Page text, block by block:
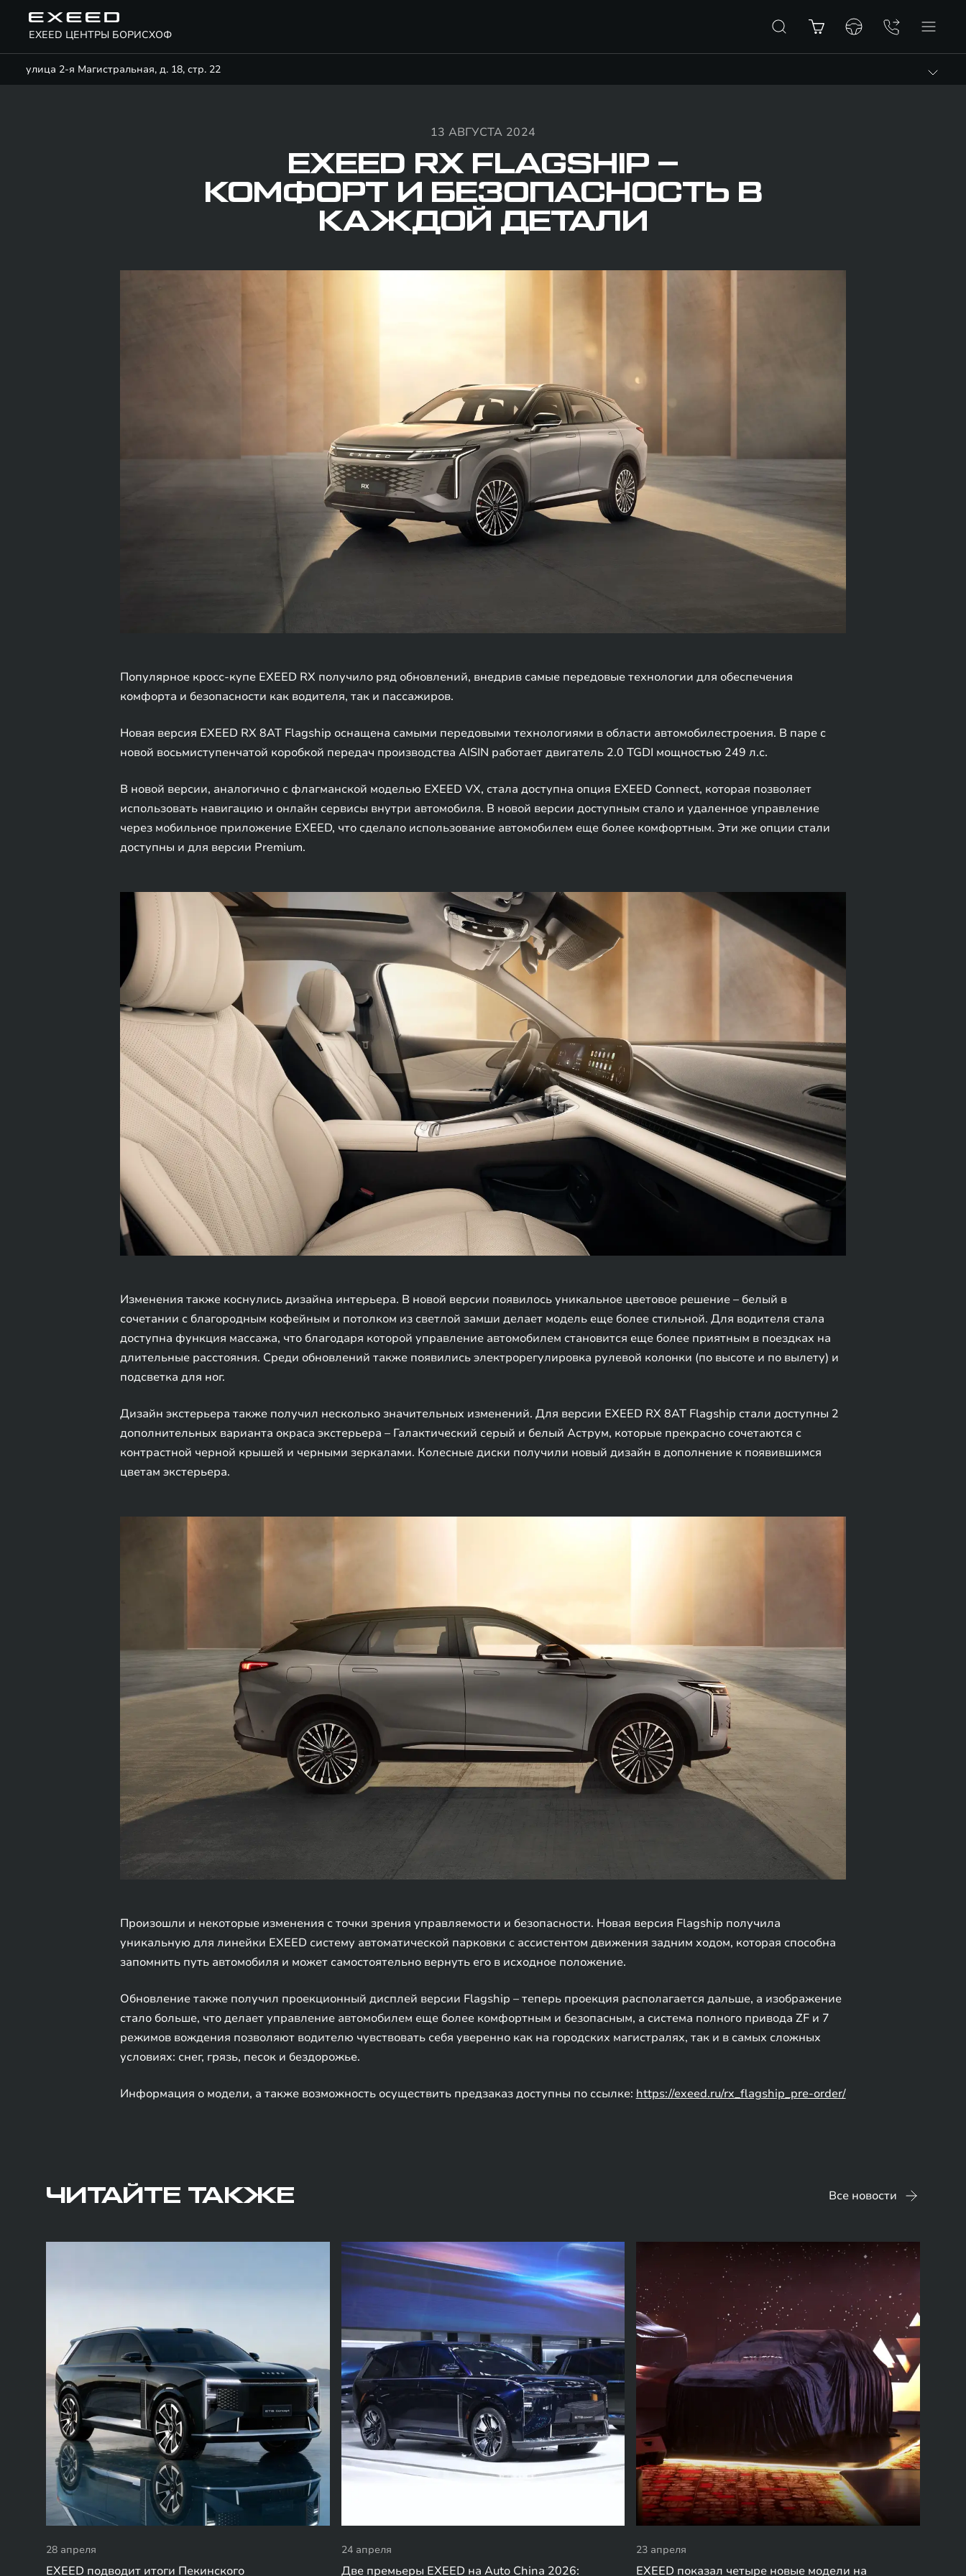
EXEED ЦЕНТРЫ БОРИСХОФ
улица 2-я Магистральная, д. 18, стр. 22
13 АВГУСТА 2024
EXEED RX FLAGSHIP –
КОМФОРТ И БЕЗОПАСНОСТЬ В
КАЖДОЙ ДЕТАЛИ
Популярное кросс-купе EXEED RX получило ряд обновлений, внедрив самые передовые технологии для обеспечения
комфорта и безопасности как водителя, так и пассажиров.
Новая версия EXEED RX 8AT Flagship оснащена самыми передовыми технологиями в области автомобилестроения. В паре с
новой восьмиступенчатой коробкой передач производства AISIN работает двигатель 2.0 TGDI мощностью 249 л.с.
В новой версии, аналогично с флагманской моделью EXEED VX, стала доступна опция EXEED Connect, которая позволяет
использовать навигацию и онлайн сервисы внутри автомобиля. В новой версии доступным стало и удаленное управление
через мобильное приложение EXEED, что сделало использование автомобилем еще более комфортным. Эти же опции стали
доступны и для версии Premium.
Изменения также коснулись дизайна интерьера. В новой версии появилось уникальное цветовое решение – белый в
сочетании с благородным кофейным и потолком из светлой замши делает модель еще более стильной. Для водителя стала
доступна функция массажа, что благодаря которой управление автомобилем становится еще более приятным в поездках на
длительные расстояния. Среди обновлений также появились электрорегулировка рулевой колонки (по высоте и по вылету) и
подсветка для ног.
Дизайн экстерьера также получил несколько значительных изменений. Для версии EXEED RX 8AT Flagship стали доступны 2
дополнительных варианта окраса экстерьера – Галактический серый и белый Аструм, которые прекрасно сочетаются с
контрастной черной крышей и черными зеркалами. Колесные диски получили новый дизайн в дополнение к появившимся
цветам экстерьера.
Произошли и некоторые изменения с точки зрения управляемости и безопасности. Новая версия Flagship получила
уникальную для линейки EXEED систему автоматической парковки с ассистентом движения задним ходом, которая способна
запомнить путь автомобиля и может самостоятельно вернуть его в исходное положение.
Обновление также получил проекционный дисплей версии Flagship – теперь проекция располагается дальше, а изображение
стало больше, что делает управление автомобилем еще более комфортным и безопасным, а система полного привода ZF и 7
режимов вождения позволяют водителю чувствовать себя уверенно как на городских магистралях, так и в самых сложных
условиях: снег, грязь, песок и бездорожье.
Информация о модели, а также возможность осуществить предзаказ доступны по ссылке: https://exeed.ru/rx_flagship_pre-order/
ЧИТАЙТЕ ТАКЖЕ Все новости
28 апреля
EXEED подводит итоги Пекинского
24 апреля
Две премьеры EXEED на Auto China 2026:
23 апреля
EXEED показал четыре новые модели на